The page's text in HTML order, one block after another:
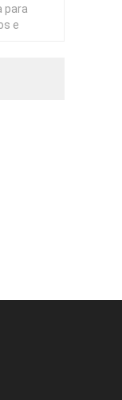
para
e